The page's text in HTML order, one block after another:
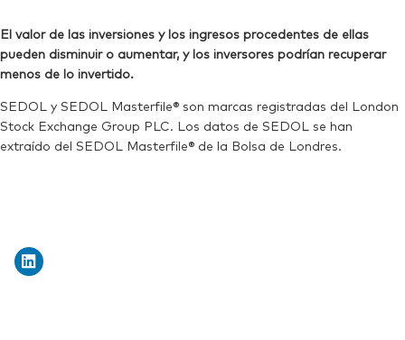
El valor de las inversiones y los ingresos procedentes de ellas
pueden disminuir o aumentar, y los inversores podrían recuperar
menos de lo invertido.
SEDOL y SEDOL Masterfile® son marcas registradas del London
Stock Exchange Group PLC. Los datos de SEDOL se han
extraído del SEDOL Masterfile® de la Bolsa de Londres.